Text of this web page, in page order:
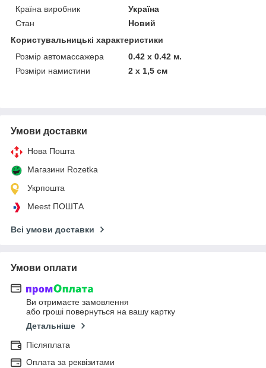
Країна виробник
Україна
Стан
Новий
Користувальницькі характеристики
Розмір автомассажера
0.42 х 0.42 м.
Розміри намистини
2 х 1,5 см
Умови доставки
Нова Пошта
Магазини Rozetka
Укрпошта
Meest ПОШТА
Всі умови доставки
Умови оплати
Ви отримаєте замовлення
або гроші повернуться на вашу картку
Детальніше
Післяплата
Оплата за реквізитами